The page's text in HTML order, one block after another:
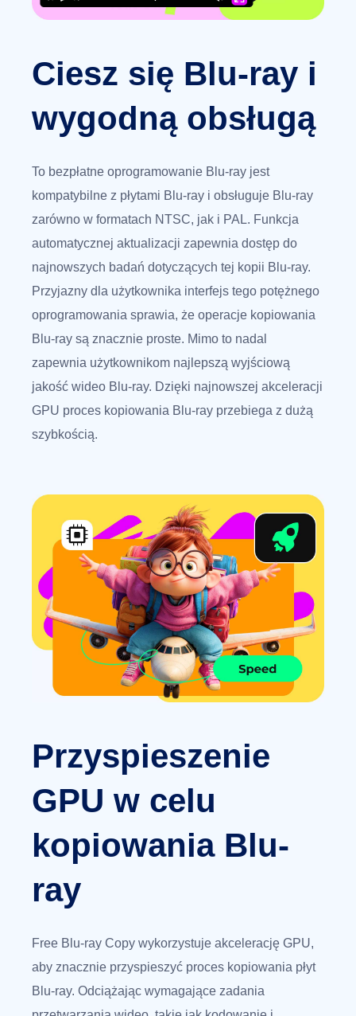
Ciesz się Blu-ray i
wygodną obsługą
To bezpłatne oprogramowanie Blu-ray jest
kompatybilne z płytami Blu-ray i obsługuje Blu-ray
zarówno w formatach NTSC, jak i PAL. Funkcja
automatycznej aktualizacji zapewnia dostęp do
najnowszych badań dotyczących tej kopii Blu-ray.
Przyjazny dla użytkownika interfejs tego potężnego
oprogramowania sprawia, że operacje kopiowania
Blu-ray są znacznie proste. Mimo to nadal
zapewnia użytkownikom najlepszą wyjściową
jakość wideo Blu-ray. Dzięki najnowszej akceleracji
GPU proces kopiowania Blu-ray przebiega z dużą
szybkością.
Przyspieszenie
GPU w celu
kopiowania Blu-
ray
Free Blu-ray Copy wykorzystuje akcelerację GPU,
aby znacznie przyspieszyć proces kopiowania płyt
Blu-ray. Odciążając wymagające zadania